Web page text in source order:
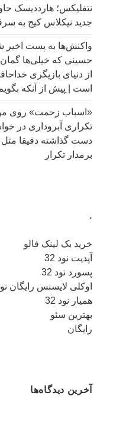
نتفلیکس؛ هارددیسک
جدید نیکلاس کیج به
واکنش‌ها به پست اخیر
حسینی که خیلی‌ها گمان
از دنیای بازیگری
است | پیش از آنکه
«اسباب زحمت» روی
تکراری آبروداری در
برمدار تکرار
.
خرید بک لینک فالو
آپدیت نود 32
پسورد نود 32
اوکلی لایسنس رایگان نود
همیار نود 32
بهترین سئو
رایگان
آخرین دیدگاه‌ها